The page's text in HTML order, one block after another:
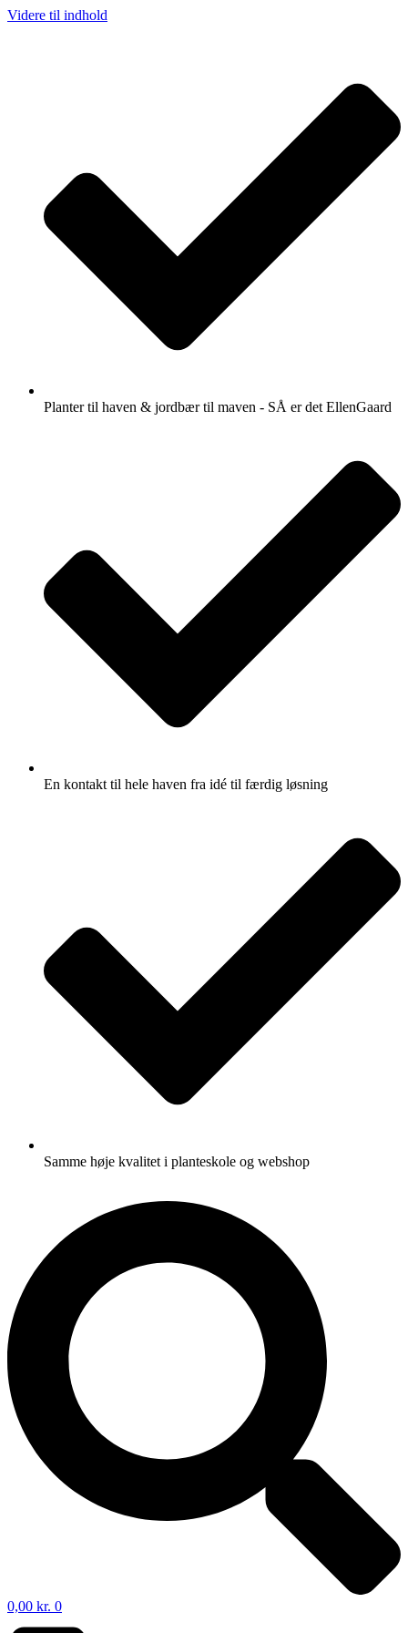
Videre til indhold
Planter til haven & jordbær til maven - SÅ er det EllenGaard
En kontakt til hele haven fra idé til færdig løsning
Samme høje kvalitet i planteskole og webshop
0,00 kr. 0